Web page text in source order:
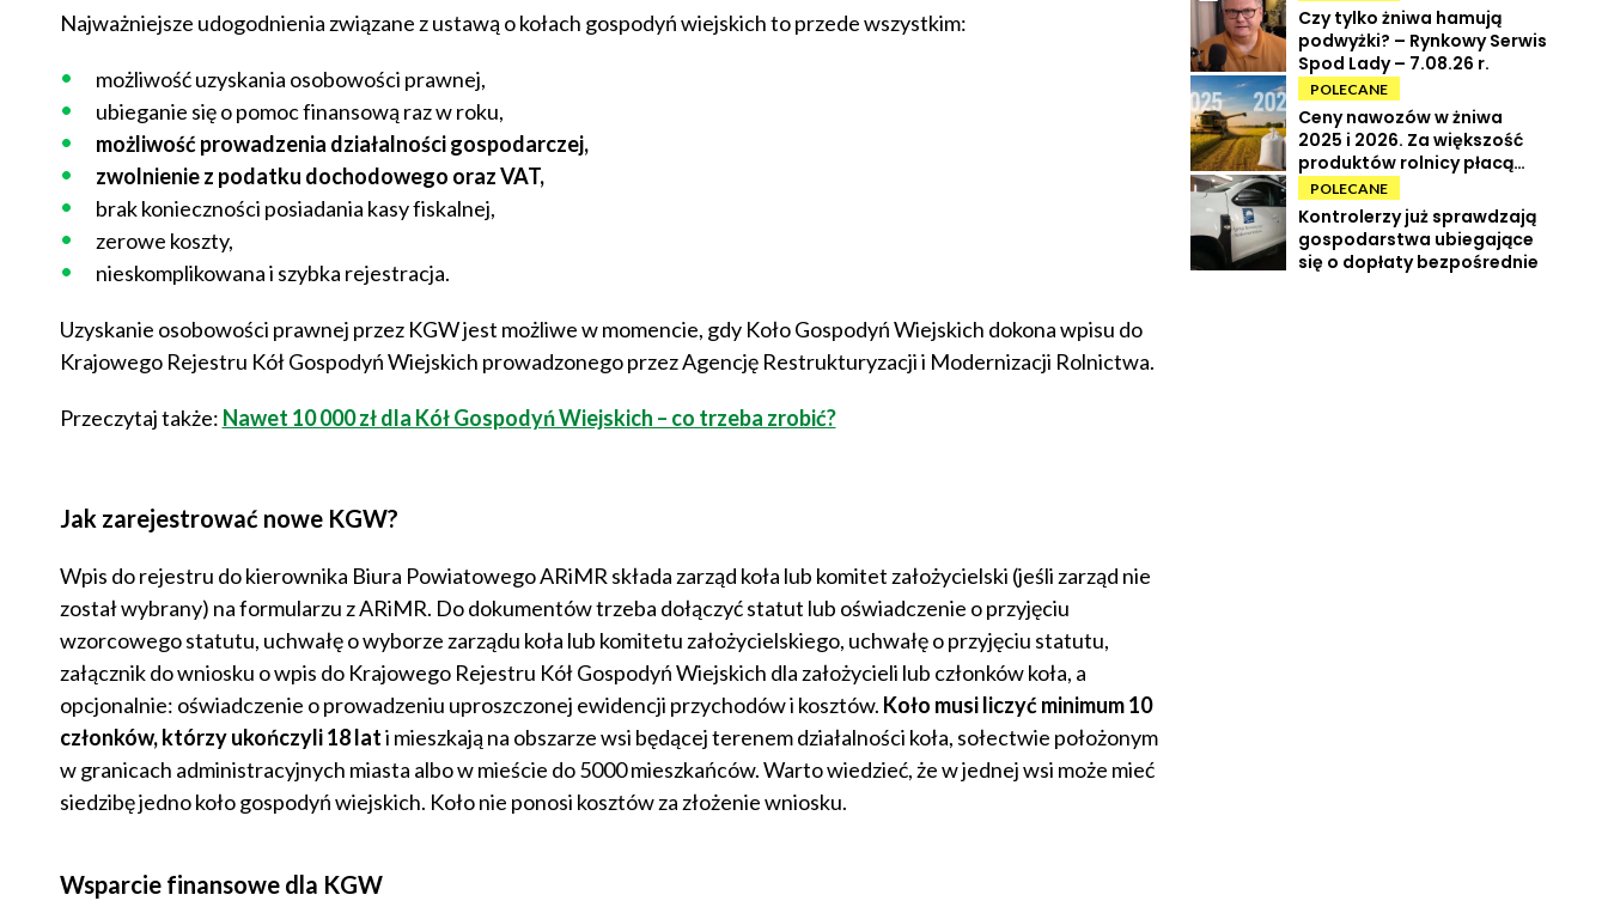
Najważniejsze udogodnienia związane z ustawą o kołach gospodyń wiejskich to przede wszystkim:
możliwość uzyskania osobowości prawnej,
ubieganie się o pomoc finansową raz w roku,
możliwość prowadzenia działalności gospodarczej,
zwolnienie z podatku dochodowego oraz VAT,
brak konieczności posiadania kasy fiskalnej,
zerowe koszty,
nieskomplikowana i szybka rejestracja.
Uzyskanie osobowości prawnej przez KGW jest możliwe w momencie, gdy Koło Gospodyń Wiejskich dokona wpisu do
Krajowego Rejestru Kół Gospodyń Wiejskich prowadzonego przez Agencję Restrukturyzacji i Modernizacji Rolnictwa.
Przeczytaj także: Nawet 10 000 zł dla Kół Gospodyń Wiejskich – co trzeba zrobić?
Jak zarejestrować nowe KGW?
Wpis do rejestru do kierownika Biura Powiatowego ARiMR składa zarząd koła lub komitet założycielski (jeśli zarząd nie
został wybrany) na formularzu z ARiMR. Do dokumentów trzeba dołączyć statut lub oświadczenie o przyjęciu
wzorcowego statutu, uchwałę o wyborze zarządu koła lub komitetu założycielskiego, uchwałę o przyjęciu statutu,
załącznik do wniosku o wpis do Krajowego Rejestru Kół Gospodyń Wiejskich dla założycieli lub członków koła, a
opcjonalnie: oświadczenie o prowadzeniu uproszczonej ewidencji przychodów i kosztów. Koło musi liczyć minimum 10
członków, którzy ukończyli 18 lati mieszkają na obszarze wsi będącej terenem działalności koła, sołectwie położonym
w granicach administracyjnych miasta albo w mieście do 5000 mieszkańców. Warto wiedzieć, że w jednej wsi może mieć
siedzibę jedno koło gospodyń wiejskich. Koło nie ponosi kosztów za złożenie wniosku.
Wsparcie finansowe dla KGW
Czy tylko żniwa hamują
podwyżki? – Rynkowy Serwis
Spod Lady – 7.08.26 r.
POLECANE
Ceny nawozów w żniwa
2025 i 2026. Za większość
produktów rolnicy płacą
więcej
POLECANE
Kontrolerzy już sprawdzają
gospodarstwa ubiegające
się o dopłaty bezpośrednie